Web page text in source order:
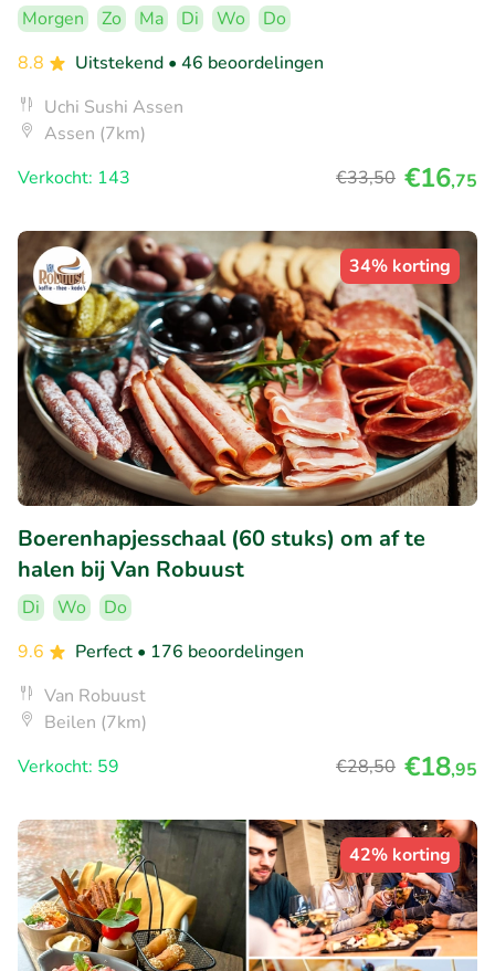
Morgen Zo Ma Di Wo
Do
8.8
Uitstekend • 46 beoordelingen
Uchi Sushi Assen
Assen (7km)
Verkocht: 143
€33,50 €16,75
34% korting
Boerenhapjesschaal (60 stuks) om af te
halen bij Van Robuust
Di Wo
Do
9.6
Perfect • 176 beoordelingen
Van Robuust
Beilen (7km)
Verkocht: 59
€28,50 €18,95
42% korting